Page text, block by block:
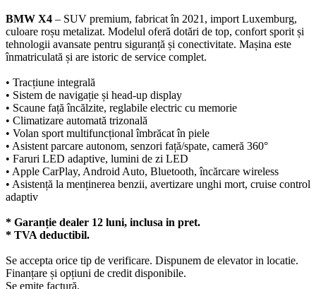
BMW X4 – SUV premium, fabricat în 2021, import Luxemburg,
culoare roșu metalizat. Modelul oferă dotări de top, confort sporit și
tehnologii avansate pentru siguranță și conectivitate. Mașina este
înmatriculată și are istoric de service complet.
• Tracțiune integrală
• Sistem de navigație și head-up display
• Scaune față încălzite, reglabile electric cu memorie
• Climatizare automată trizonală
• Volan sport multifuncțional îmbrăcat în piele
• Asistent parcare autonom, senzori față/spate, cameră 360°
• Faruri LED adaptive, lumini de zi LED
• Apple CarPlay, Android Auto, Bluetooth, încărcare wireless
• Asistență la menținerea benzii, avertizare unghi mort, cruise control
adaptiv
* Garanție dealer 12 luni, inclusa in pret.
* TVA deductibil.
Se accepta orice tip de verificare. Dispunem de elevator in locatie.
Finanțare și opțiuni de credit disponibile.
Se emite factură.